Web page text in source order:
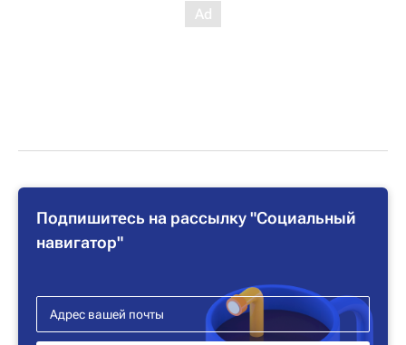
Подпишитесь на рассылку "Социальный
навигатор"